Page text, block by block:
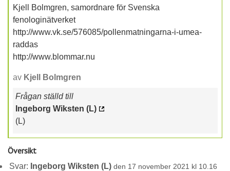
Kjell Bolmgren, samordnare för Svenska
fenologinätverket
http://www.vk.se/576085/pollenmatningarna-i-umea-
raddas
http://www.blommar.nu
av Kjell Bolmgren
Frågan ställd till
Ingeborg Wiksten (L)
(L)
Översikt
Svar: Ingeborg Wiksten (L) den 17 november 2021 kl 10.16